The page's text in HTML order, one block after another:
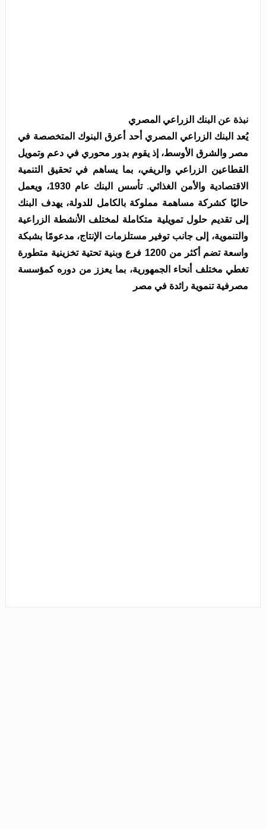
نبذة عن البنك الزراعي المصري
يُعد البنك الزراعي المصري أحد أعرق البنوك المتخصصة في
مصر والشرق الأوسط، إذ يقوم بدور محوري في دعم وتمويل
القطاعين الزراعي والريفي، بما يساهم في تحقيق التنمية
الاقتصادية والأمن الغذائي. تأسس البنك عام 1930، ويعمل
حاليًا كشركة مساهمة مملوكة بالكامل للدولة، يهدف البنك
إلى تقديم حلول تمويلية متكاملة لمختلف الأنشطة الزراعية
والتنموية، إلى جانب توفير مستلزمات الإنتاج، مدعومًا بشبكة
واسعة تضم أكثر من 1200 فرع وبنية تحتية تخزينية متطورة
تغطي مختلف أنحاء الجمهورية، بما يعزز من دوره كمؤسسة
مصرفية تنموية رائدة في مصر